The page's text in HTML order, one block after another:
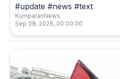
#update #news #text
KumparanNews
Sep 08, 2026, 00:00:00